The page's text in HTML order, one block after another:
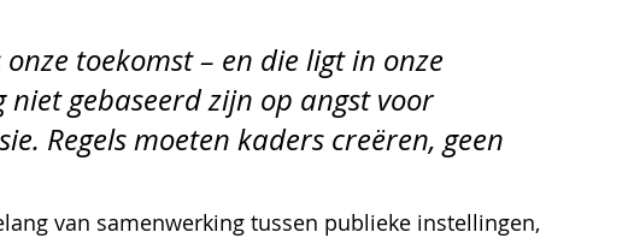
toekomst – en die ligt in onze
niet gebaseerd zijn op angst voor
Regels moeten kaders creëren, geen
van samenwerking tussen publieke instellingen,